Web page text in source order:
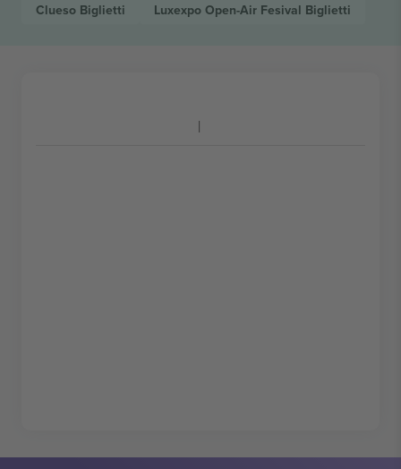
Clueso Biglietti Luxexpo Open-Air Fesival Biglietti